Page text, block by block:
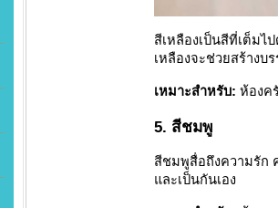
สีเหลืองเป็นสีที่เต็ม
เหลืองจะช่วยสร้างบ
เหมาะสำหรับ: ห้องค
5. สีชมพู
สีชมพูสื่อถึงความรัก
และเป็นกันเอง